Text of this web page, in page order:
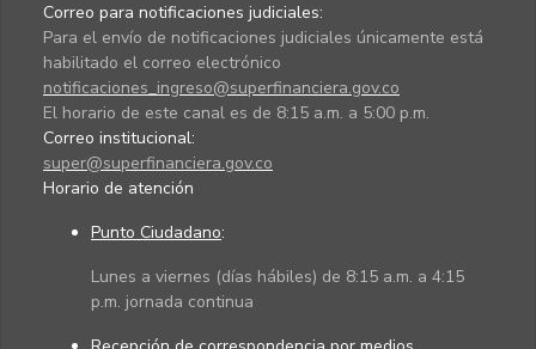
Correo para notificaciones judiciales:
Para el envío de notificaciones judiciales únicamente está
habilitado el correo electrónico
notificaciones_ingreso@superfinanciera.gov.co
El horario de este canal es de 8:15 a.m. a 5:00 p.m.
Correo institucional:
super@superfinanciera.gov.co
Horario de atención
Punto Ciudadano:
Lunes a viernes (días hábiles) de 8:15 a.m. a 4:15
p.m. jornada continua